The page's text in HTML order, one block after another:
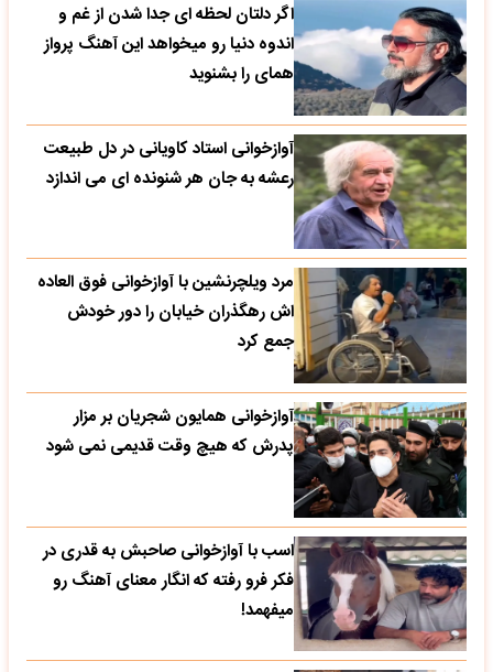
اگر دلتان لحظه ای جدا شدن از غم و
اندوه دنیا رو میخواهد این آهنگ پرواز
همای را بشنوید
آوازخوانی استاد کاویانی در دل طبیعت
رعشه به جان هر شنونده ای می اندازد
مرد ویلچرنشین با آوازخوانی فوق العاده
اش رهگذران خیابان را دور خودش
جمع کرد
آوازخوانی همایون شجریان بر مزار
پدرش که هیچ وقت قدیمی نمی شود
اسب با آوازخوانی صاحبش به قدری در
فکر فرو رفته که انگار معنای آهنگ رو
میفهمد!